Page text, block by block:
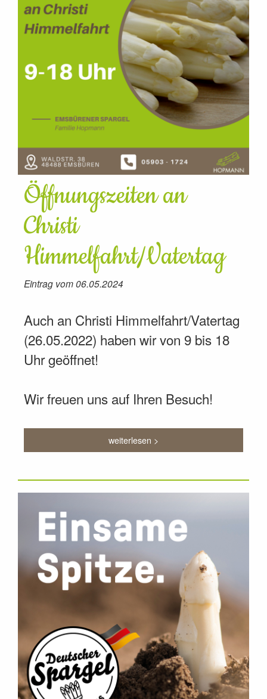
Öffnungszeiten an
Christi
Himmelfahrt/Vatertag
Eintrag vom 06.05.2024
Auch an Christi Himmelfahrt/Vatertag
(26.05.2022) haben wir von 9 bis 18
Uhr geöffnet!
Wir freuen uns auf Ihren Besuch!
weiterlesen >